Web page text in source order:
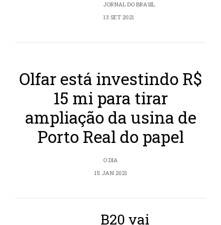
JORNAL DO BRASIL
13 SET 2021
Olfar está investindo R$
15 mi para tirar
ampliação da usina de
Porto Real do papel
O DIA
15 JAN 2021
B20 vai